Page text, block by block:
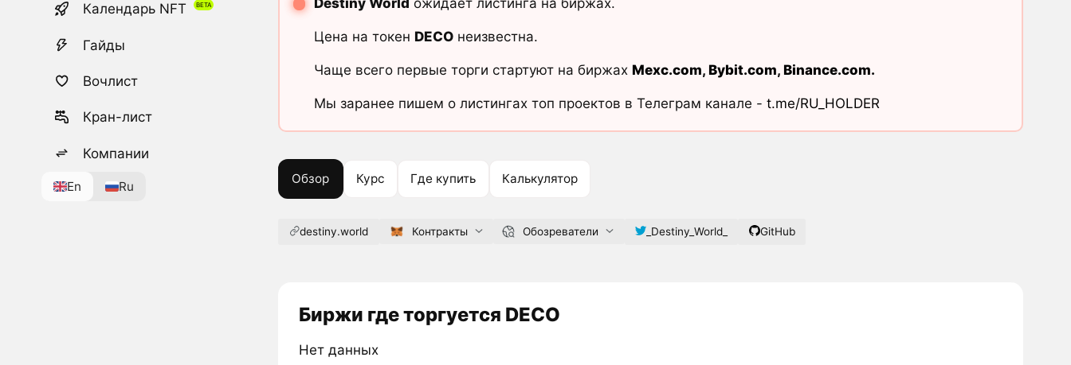
Календарь NFT
Гайды
Вочлист
Кран-лист
Компании
En Ru
Destiny World ожидает листинга на биржах.
Цена на токен DECOнеизвестна.
Чаще всего первые торги стартуют на биржах Mexc.com, Bybit.com, Binance.com.
Мы заранее пишем о листингах топ проектов в Телеграм канале - t.me/RU_HOLDER
Обзор Курс Где купить Калькулятор
destiny.world Контракты Обозреватели _Destiny_World_ GitHub
Биржи где торгуется DECO
Нет данных